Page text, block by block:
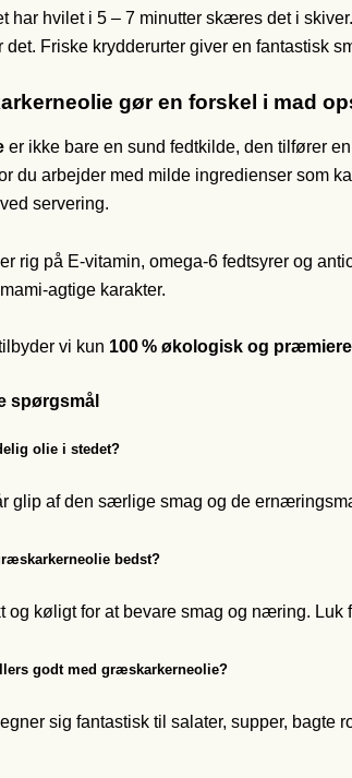
har hvilet i 5 – 7 minutter skæres det i
det. Friske krydderurter giver en fantastisk
gør en forskel i mad
er ikke bare en sund fedtkilde, den tilfører
du arbejder med milde ingredienser som
servering.
rig på E-vitamin, omega-6 fedtsyrer og
agtige karakter.
vi kun 100 % økologisk og
spørgsmål
olie i stedet?
glip af den særlige smag og de
bedst?
og køligt for at bevare smag og næring. Luk
godt med græskarkerneolie?
sig fantastisk til salater, supper, bagte